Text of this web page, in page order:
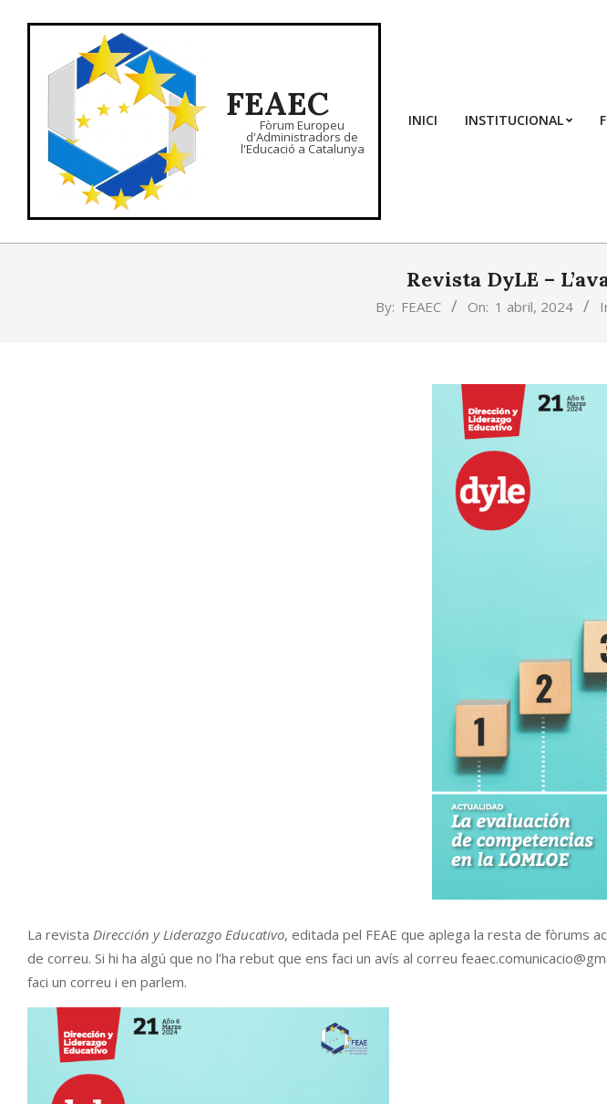
FEAEC
Fòrum Europeu
d'Administradors de
l'Educació a Catalunya
INICI INSTITUCIONAL
Revista DyLE –
By: FEAEC On: 1 abril, 2024
La revista Dirección y Liderazgo Educativo, editada pel FEAE que aplega la resta de fòrums
de correu. Si hi ha algú que no l’ha rebut que ens faci un avís al correu
faci un correu i en parlem.